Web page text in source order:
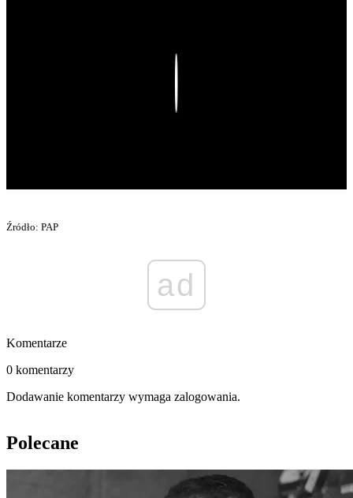
Źródło: PAP
ad
Komentarze
0 komentarzy
Dodawanie komentarzy wymaga zalogowania.
Polecane